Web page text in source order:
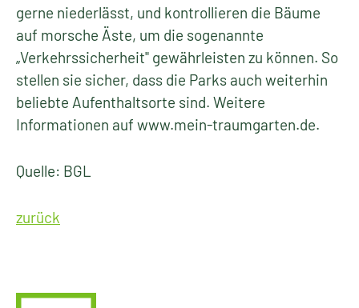
gerne niederlässt, und kontrollieren die Bäume
auf morsche Äste, um die sogenannte
„Verkehrssicherheit" gewährleisten zu können. So
stellen sie sicher, dass die Parks auch weiterhin
beliebte Aufenthaltsorte sind. Weitere
Informationen auf www.mein-traumgarten.de.
Quelle: BGL
zurück